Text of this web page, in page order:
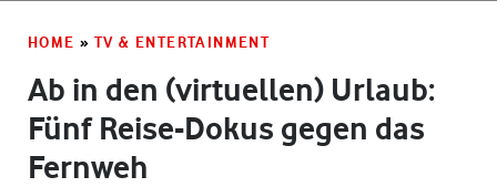
HOME » TV & ENTERTAINMENT
Ab in den (virtuellen) Urlaub:
Fünf Reise-Dokus gegen das
Fernweh